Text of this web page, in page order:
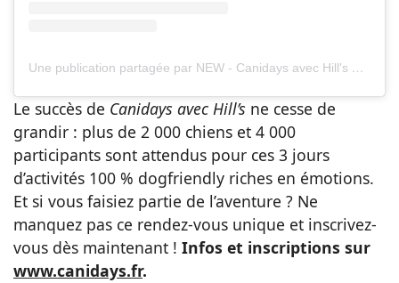
Une publication partagée par NEW - Canidays avec Hill's ???? (@canidays_)
Le succès de Canidays avec Hill’s ne cesse de
grandir : plus de 2 000 chiens et 4 000
participants sont attendus pour ces 3 jours
d’activités 100 % dogfriendly riches en émotions.
Et si vous faisiez partie de l’aventure ? Ne
manquez pas ce rendez-vous unique et inscrivez-
vous dès maintenant ! Infos et inscriptions sur
www.canidays.fr.